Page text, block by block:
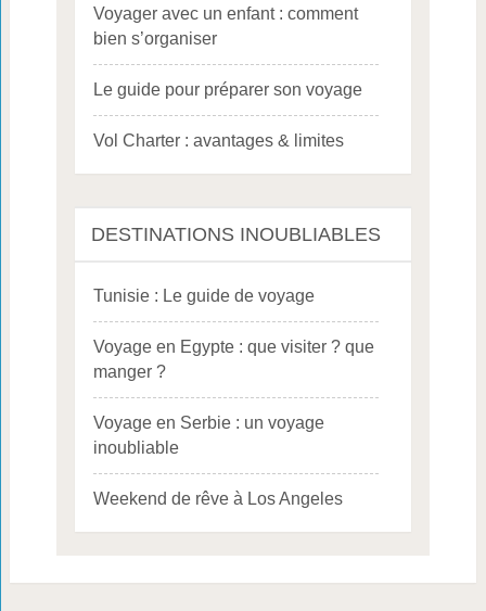
Voyager avec un enfant : comment
bien s’organiser
Le guide pour préparer son voyage
Vol Charter : avantages & limites
DESTINATIONS INOUBLIABLES
Tunisie : Le guide de voyage
Voyage en Egypte : que visiter ? que
manger ?
Voyage en Serbie : un voyage
inoubliable
Weekend de rêve à Los Angeles